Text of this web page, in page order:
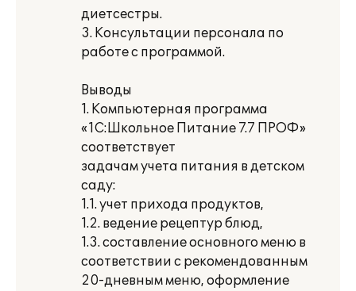
диетсестры.
3. Консультации персонала по
работе с программой.
Выводы
1. Компьютерная программа
«1С:Школьное Питание 7.7 ПРОФ»
соответствует
задачам учета питания в детском
саду:
1.1. учет прихода продуктов,
1.2. ведение рецептур блюд,
1.3. составление основного меню в
соответствии с рекомендованным
20-дневным меню, оформление